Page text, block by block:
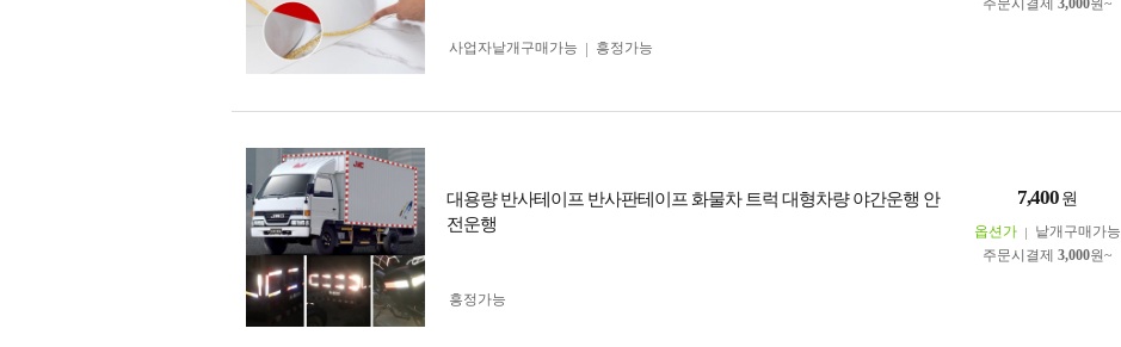
주문시결제 3,000원~
사업자 낱개구매가능 흥정가능
대용량 반사테이프 반사판테이프 화물차 트럭 대형차량 야간운행 안
전운행
7,400 원
옵션가
낱개구매가능
주문시결제 3,000원~
흥정가능